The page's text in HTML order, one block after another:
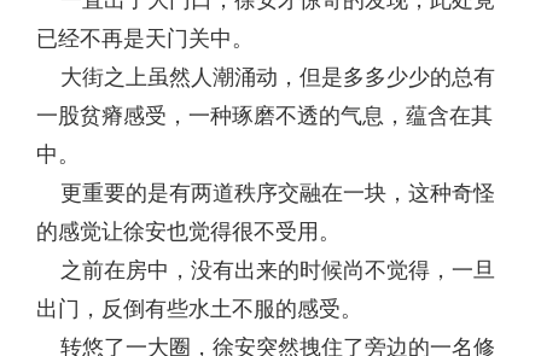
已经不再是天门关中。
大街之上虽然人潮涌动，但是多多少少的总有
一股贫瘠感受，一种琢磨不透的气息，蕴含在其
中。
更重要的是有两道秩序交融在一块，这种奇怪
的感觉让徐安也觉得很不受用。
之前在房中，没有出来的时候尚不觉得，一旦
出门，反倒有些水土不服的感受。
转悠了一大圈，徐安突然拽住了旁边的一名修